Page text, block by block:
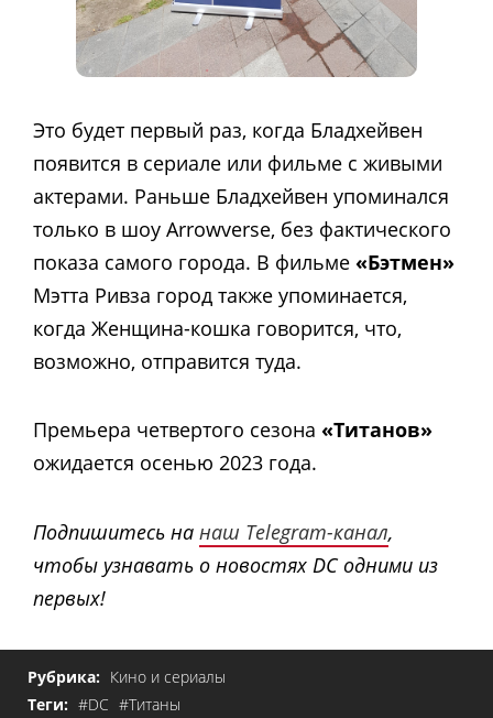
Это будет первый раз, когда Бладхейвен
появится в сериале или фильме с живыми
актерами. Раньше Бладхейвен упоминался
только в шоу Arrowverse, без фактического
показа самого города. В фильме «Бэтмен»
Мэтта Ривза город также упоминается,
когда Женщина-кошка говорится, что,
возможно, отправится туда.
Премьера четвертого сезона «Титанов»
ожидается осенью 2023 года.
Подпишитесь на наш Telegram-канал,
чтобы узнавать о новостях DC одними из
первых!
Рубрика: Кино и сериалы
Теги: #DC #Титаны